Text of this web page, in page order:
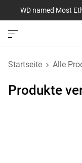
WD named Most
Startseite Alle
Produkte